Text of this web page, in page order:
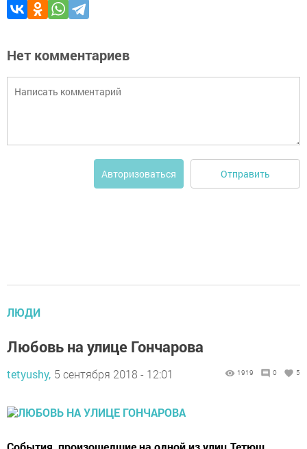
Нет комментариев
Авторизоваться Отправить
ЛЮДИ
Любовь на улице Гончарова
tetyushy, 5 сентября 2018 - 12:01 1919 0 5